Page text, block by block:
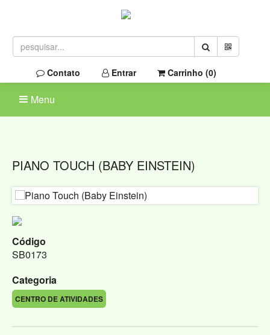
Contato Entrar Carrinho (0)
Menu
PIANO TOUCH (BABY EINSTEIN)
Código
SB0173
Categoria
CENTRO DE ATIVIDADES